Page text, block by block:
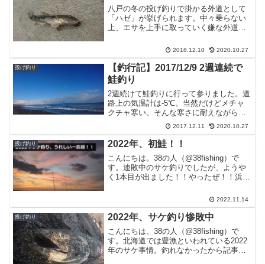
八戸の冬の投げ釣りで掛かる外道として
「ハゼ」が挙げられます。中々乗らない
上、エサを上手に取っていく嫌な外道で
され、本命のアナゴが釣れないという苦
汁を飲まされました。しかし、冬でもハ
ゼがつれるということは、...
2018.12.10 2020.10.27
投げ釣り
【釣行記】2017/12/9 2週連続で
鮭釣り
2週続けて鮭釣りに行って参りました。道
路上の気温計は-5℃。当然だけどメチャ
クチャ寒い。そんな寒さに耐えながら当
たりを待つがさっぱり。 結局、何も起き
ぬまま納竿・・・。まだ釣れそうな気は
しますが、これにて2017年の鮭釣りは終
了です。さて、...
2017.12.11 2020.10.27
投げ釣り 2022年、初鮭！！
こんにちは。38の人（@38fishing）で
す。連敗中のサケ釣りでしたが、ようや
く1本目が出ました！！やったぜ！！浜の
い凪。水色もよし。あとは回遊次第。残
念ながら釣れたのは♂。けどうれしい一
匹目太陽...
2022.11.14
投げ釣り 2022年、サケ釣り惨敗中
こんにちは。38の人（@38fishing）で
す。北海道では豊漁といわれている2022
年のサケ事情。釣れなかったから記事に